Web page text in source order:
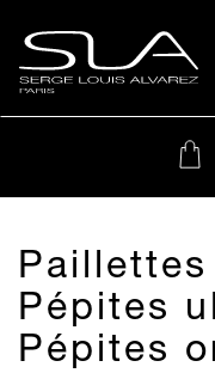
Pépites
Pépites